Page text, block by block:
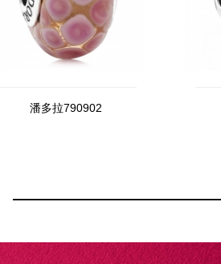
潘多拉790902